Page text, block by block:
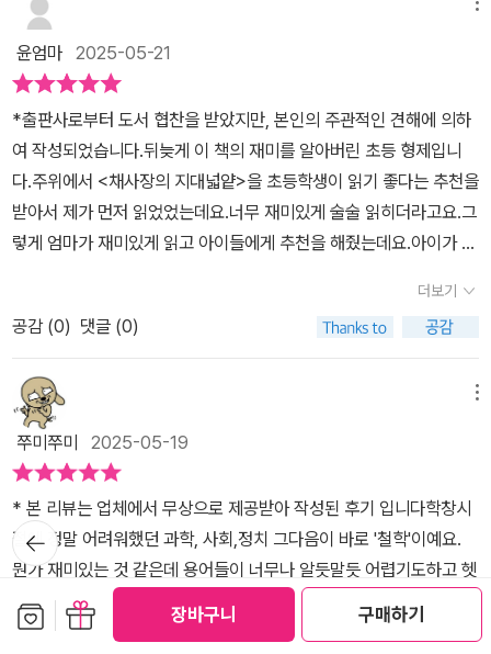
장바구니 구매하기
다. 중세로 넘어와서도 '진리'는 신학에 있다고 말했다. 그래서 아우구
스티누스는 '플라톤의 이데아'를 바탕으로 교부철학을 창시했으며, 토
마스 아퀴나스는 '아리스토텔레스'를 주목하며 <신학대전>이란 책으
로 신학을 집대성하며 스콜라철학을 완성했다. 그리고 수많은 사람들
이 '진리'가 무엇인지 골똘히 연구했다.그런데 르네상스를 맞이하자
상황은 달라졌다. 오랫동안 신앙에서 빛을 찾으려 했는데, 근대가 열
리면서 사람들은 '신앙(믿음)'이 아닌 '이성'에서 무언가를 찾으려 했
던 것이다. 바로 '진리'를 말이다. 그런데 진리가 무엇인지 고민하기보
은 두 갈래로 나뉘게 되었다. 바로 '진리는 있는가?'를 묻던 '존재론'과
'진리를 어떻게 아는가?'를 따지던 '인식론'으로 말이다. 그 가운데 먼
저 '인식론'을 살펴보자. 인식론은 진리에 도달하는 방법을 탐구했다.
이 탐구의 결론은 바로 그 유명한 '합리론'과 '경험론'으로 나뉜다. 합
리론자들은 이성으로 진리를 추론할 수 있다고 했고, 경험론자들
은 경험적 관찰로 진리를 알 수 있다고 주장했다. 그런데 이 둘은 서로
'달걀이 먼저냐, 닭이 먼저냐'라는 식으로 서로 논쟁하며 결론을 내리
지 못했다. 먼저, 데카르트가 '합리론자의 대표격'으로 의심하고 또 의
심하면 '생각하는 나 자신'만큼은 결코 부정할 수 없는 절대적 진리고
단정할 수 있다면서, 인간은 끊임없는 이성적 성찰로 인해 진리를 알
수 있다고 정리했다. 그런데 '경험론자의 대표격'인 베이컨은 무릇 이
성(생각)이라는 것은 '경험'을 하지 않으면 구체화 할 수 없다면서 단
핵심 노트로 확인할 수 있어요합리론, 회의주의라는 단어 자체도 어
던지며 생각하며 확장하고 틀을 만들어 가는 과정이잖아요하지만요
즘 아이들은 숏츠 등 너무나 짧고 자극적인 영상에 길들여져 있고시
각, 청각적인 부분에 노출이 되다보니오래 무엇을 보고 생각하고 다
시 한번 내 것으로 정리하고 받아들이는 과정이 매우 부족하다고 생
각해요<채사장의 지대넓얕>은 아이들이 쉽게 받아들일 수 있는 학습
만화라는 형식으로인문학을 받아들임에 있어서 장벽을 낮춰주기에
'주제'별로 여러 번 읽으면서 스스로 정리를 한다면중학교 사회, 도덕
을 비롯 여러 과목의 통합 수업에도 도움을 받을 수 있어서 추천하게
되네요다음은 또 어떤 주제로 알파와 채가 이야기를 이끌어갈지 기대
나눠보면 좋겠네요
윤엄마 2025-05-21
*출판사로부터 도서 협찬을 받았지만, 본인의 주관적인 견해에 의하
여 작성되었습니다.뒤늦게 이 책의 재미를 알아버린 초등 형제입니
다.주위에서 <채사장의 지대넓얕>을 초등학생이 읽기 좋다는 추천을
받아서 제가 먼저 읽었었는데요.너무 재미있게 술술 읽히더라고요.그
렇게 엄마가 재미있게 읽고 아이들에게 추천을 해줬는데요.아이가 저
가 이 책을 읽고 있는 모습을 보며자극이 되었는지 집에 와서 책을 찾
아 읽더라고요.'엄마, 이 책 정말 재미있네요?! 왜 이제 알았을까
요?'라고 말하던 아이였습니다.그 이후에 '채사장의 지대넓얕' 시리즈
는 아이의 책상 위에 늘 펼쳐 있는 책이 되었답니다.역사와 경제, 정치
와 과학을 천천히 읽기 시작하면서 차곡차곡 지식을 쌓아갔는데요.개
인적으로 '철학'이라는 분야를 어렵게 생각했던 저는 살짝 긴장을 하
며 읽기 시작했어요.그러나 아이들은 오히려 철학의 분야를 재미있게
받아들이더군요.<채사장의 지대넓얕> 철학 편을 읽으면서 생각이 많
아진 아이입니다.책에 포함된 부록을 좋아하는 편인데요.이번에 들어
있던 특별 부록은 정말 너무 좋았답니다.철학사 연표가 담겨있었거든
요.인류의 역사와 함께 이어진 철학사의 흐름을한눈에 파악할 수 있
어서 책을 읽고 난 후에 펼쳐봐도 좋고요.책을 읽을 때 한편에 펼쳐두
더보기
공감 (0) 댓글 (0)
쭈미쭈미 2025-05-19
* 본 리뷰는 업체에서 무상으로 제공받아 작성된 후기 입니다학창시
절에 정말 어려워했던 과학, 사회,정치 그다음이 바로 '철학'이예요.
뭔가 재미있는 것 같은데 용어들이 너무나 알듯말듯 어렵기도하고 헷
갈렸어요. 개인적으로는 동양철학보다는 서양철학이 많이 힘들었던
것 같아요.철학자 등장인물들도 많고, 여러 주장들이 많다보니 어설
뒤로가
기